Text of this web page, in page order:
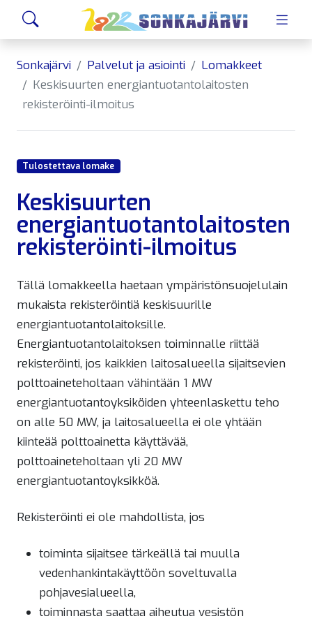
Siirry sivusisältöön
Sonkajärvi Palvelut ja asiointi
Lomakkeet
Keskisuurten energiantuotantolaitosten
rekisteröinti-ilmoitus
Tulostettava lomake
Keskisuurten
energiantuotantolaitosten
rekisteröinti-ilmoitus
Tällä lomakkeella haetaan ympäristönsuojelulain
mukaista rekisteröintiä keskisuurille
energiantuotantolaitoksille.
Energiantuotantolaitoksen toiminnalle riittää
rekisteröinti, jos kaikkien laitosalueella sijaitsevien
polttoaineteholtaan vähintään 1 MW
energiantuotantoyksiköiden yhteenlaskettu teho
on alle 50 MW, ja laitosalueella ei ole yhtään
kiinteää polttoainetta käyttävää,
polttoaineteholtaan yli 20 MW
energiantuotantoyksikköä.
Rekisteröinti ei ole mahdollista, jos
toiminta sijaitsee tärkeällä tai muulla
vedenhankintakäyttöön soveltuvalla
pohjavesialueella,
toiminnasta saattaa aiheutua vesistön